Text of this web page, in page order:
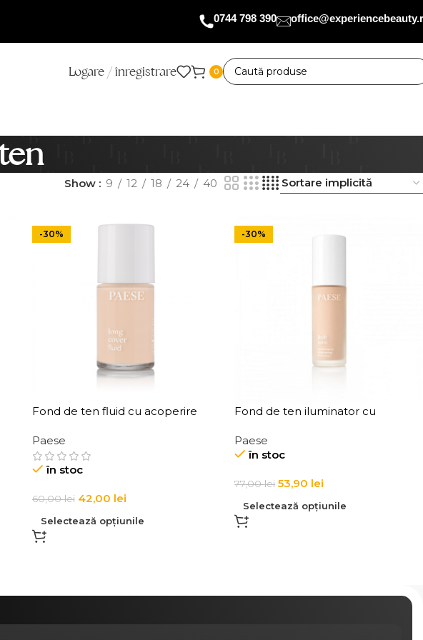
0744 798 390
Logare / înregistrare 0
Show 9 12 18 24 40
-30%
Fond de ten fluid cu acoperire
Foundation 30 ml
Paese
în stoc
60,00lei 42,00 lei
Selectează opțiunile
-30%
Fond de ten iluminator cu
Foundation 30 ml
Paese
în stoc
77,00lei 53,90 lei
Selectează opțiunile